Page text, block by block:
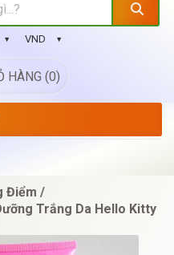
VND
HÀNG (0)
Điểm
Trắng Da Hello Kitty